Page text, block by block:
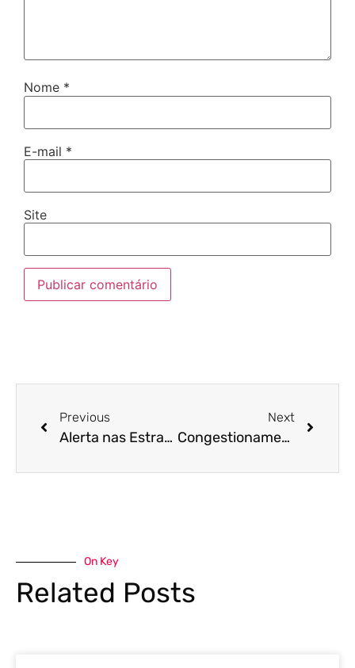
Nome *
E-mail *
Site
Previous
Alerta nas Estradas: Mortes no Trânsito Voltam a Crescer no Brasil
Next
Congestionamento nas Grandes Cidades Brasileiras: Um Desafio a Ser Enfrentado
On Key
Related Posts